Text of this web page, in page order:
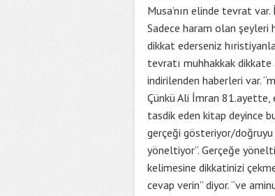
Musa’nın elinde tevrat
Sadece haram olan şeyleri
dikkat ederseniz
tevratı muhhakkak dikkate
indirilenden haberleri var.
Çünkü Ali İmran 81.ayette,
tasdik eden kitap deyince
gerçeği gösteriyor/
yöneltiyor”. Gerçeğe
kelimesine dikkatinizi
cevap verin” diyor. “ve